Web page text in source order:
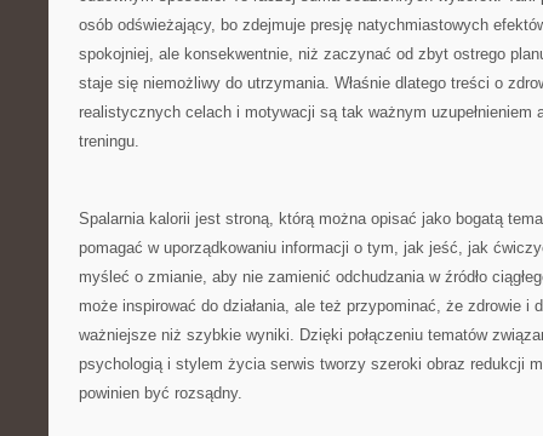
osób odświeżający, bo zdejmuje presję natychmiastowych
spokojniej, ale konsekwentnie, niż zaczynać od zbyt ostrego
staje się niemożliwy do utrzymania. Właśnie dlatego treści o
realistycznych celach i motywacji są tak ważnym uzupełnieniem
treningu.
Spalarnia kalorii jest stroną, którą można opisać jako bogatą
pomagać w uporządkowaniu informacji o tym, jak jeść, jak
myśleć o zmianie, aby nie zamienić odchudzania w źródło
może inspirować do działania, ale też przypominać, że zdrowie i
ważniejsze niż szybkie wyniki. Dzięki połączeniu tematów
psychologią i stylem życia serwis tworzy szeroki obraz redukcji
powinien być rozsądny.